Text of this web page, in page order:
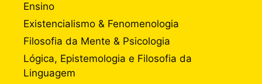
Ensino
Existencialismo & Fenomenologia
Filosofia da Mente & Psicologia
Lógica, Epistemologia e Filosofia da
Linguagem